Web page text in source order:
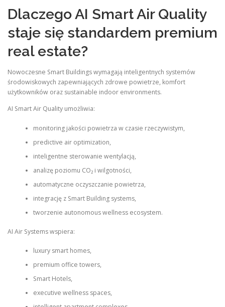
Dlaczego AI Smart Air Quality
staje się standardem premium
real estate?
Nowoczesne Smart Buildings wymagają inteligentnych systemów
środowiskowych zapewniających zdrowe powietrze, komfort
użytkowników oraz sustainable indoor environments.
AI Smart Air Quality umożliwia:
monitoring jakości powietrza w czasie rzeczywistym,
predictive air optimization,
inteligentne sterowanie wentylacją,
analizę poziomu CO₂ i wilgotności,
automatyczne oczyszczanie powietrza,
integrację z Smart Building systems,
tworzenie autonomous wellness ecosystem.
AI Air Systems wspiera:
luxury smart homes,
premium office towers,
Smart Hotels,
executive wellness spaces,